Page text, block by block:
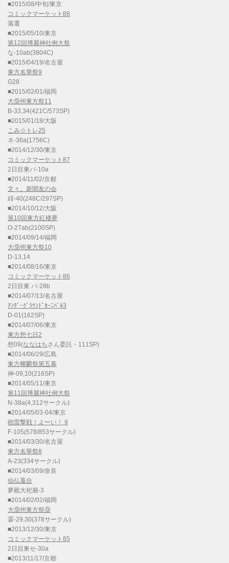
■2015/08/中旬/東京
コミックマーケット88
落選
■2015/05/10/東京
第12回博麗神社例大祭
な-10ab(3804C)
■2015/04/19/名古屋
東方名華祭9
G28
■2015/02/01/福岡
大⑨州東方祭11
B-33,34(421C/573SP)
■2015/01/18/大阪
こみ☆トレ25
ネ-36a(1756C)
■2014/12/30/東京
コミックマーケット87
2日目東パ-10a
■2014/11/02/京都
文々。新聞友の会
緋-40(248C/297SP)
■2014/10/12/大阪
第10回東方紅楼夢
O-27ab(2100SP)
■2014/09/14/福岡
大⑨州東方祭10
D-13,14
■2014/08/16/東京
コミックマーケット86
2日目東 パ-28b
■2014/07/13/名古屋
ｱﾝﾀﾞｰｸﾞﾗｳﾝﾄﾞｶｰﾆﾊﾞﾙ3
D-01(162SP)
■2014/07/06/東京
東方想七日2
想09(ななはちさん委託・111SP)
■2014/06/29/広島
東方椰麟祭第五幕
神-09,10(216SP)
■2014/05/11/東京
第11回博麗神社例大祭
N-38a(4,312サークル)
■2014/05/03-04/東京
砲雷撃戦！よーい！ 9
F-105(578/853サークル)
■2014/03/30/名古屋
東方名華祭8
A-23(334サークル)
■2014/03/09/奈良
仙仏蒐合
夢殿大祀廟-3
■2014/02/02/福岡
大⑨州東方祭⑨
霖-29,30(378サークル)
■2013/12/30/東京
コミックマーケット85
2日目東セ-30a
■2013/11/17/京都